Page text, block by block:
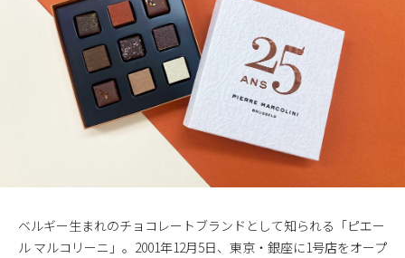
ベルギー生まれのチョコレートブランドとして知られる「ピエー
ル マルコリーニ」。2001年12月5日、東京・銀座に1号店をオープ